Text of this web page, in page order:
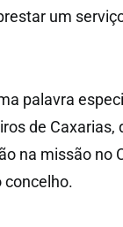
um
palavra
de
na missão no
concelho.